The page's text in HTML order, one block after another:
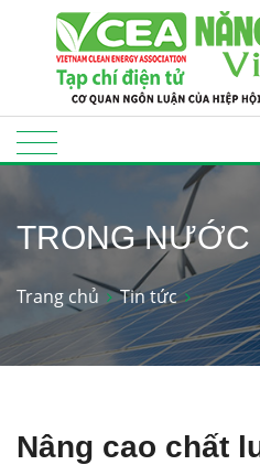
TRONG NƯỚC
Trang chủ Tin tức
Nâng cao chất